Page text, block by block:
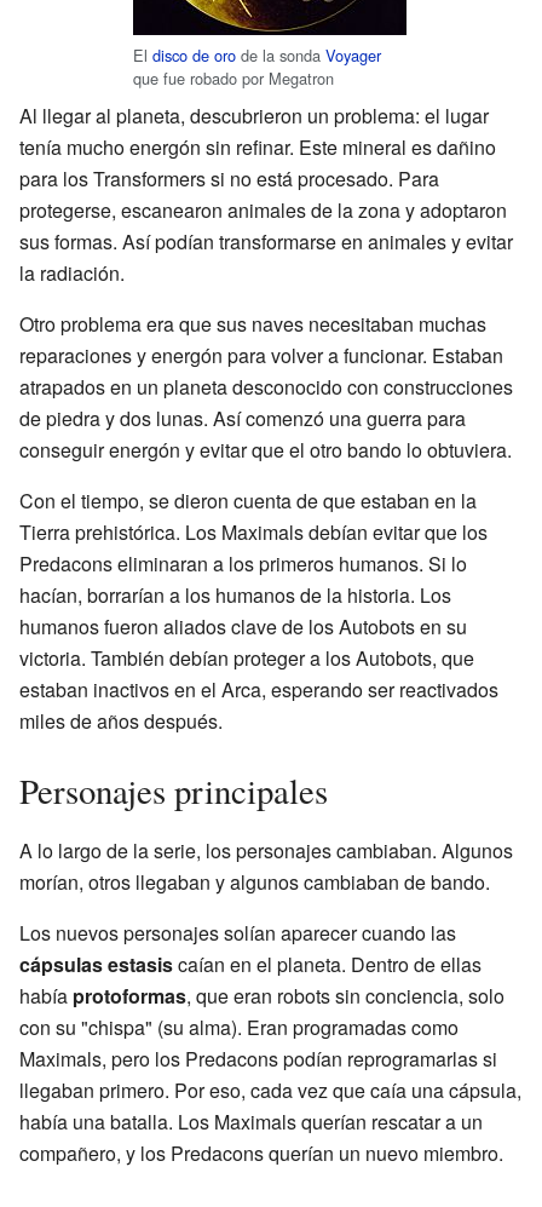
El disco de oro de la sonda Voyager
que fue robado por Megatron
Al llegar al planeta, descubrieron un problema: el lugar
tenía mucho energón sin refinar. Este mineral es dañino
para los Transformers si no está procesado. Para
protegerse, escanearon animales de la zona y adoptaron
sus formas. Así podían transformarse en animales y evitar
la radiación.
Otro problema era que sus naves necesitaban muchas
reparaciones y energón para volver a funcionar. Estaban
atrapados en un planeta desconocido con construcciones
de piedra y dos lunas. Así comenzó una guerra para
conseguir energón y evitar que el otro bando lo obtuviera.
Con el tiempo, se dieron cuenta de que estaban en la
Tierra prehistórica. Los Maximals debían evitar que los
Predacons eliminaran a los primeros humanos. Si lo
hacían, borrarían a los humanos de la historia. Los
humanos fueron aliados clave de los Autobots en su
victoria. También debían proteger a los Autobots, que
estaban inactivos en el Arca, esperando ser reactivados
miles de años después.
Personajes principales
A lo largo de la serie, los personajes cambiaban. Algunos
morían, otros llegaban y algunos cambiaban de bando.
Los nuevos personajes solían aparecer cuando las
cápsulas estasiscaían en el planeta. Dentro de ellas
había protoformas, que eran robots sin conciencia, solo
con su "chispa" (su alma). Eran programadas como
Maximals, pero los Predacons podían reprogramarlas si
llegaban primero. Por eso, cada vez que caía una cápsula,
había una batalla. Los Maximals querían rescatar a un
compañero, y los Predacons querían un nuevo miembro.